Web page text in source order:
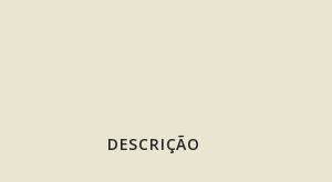
DESCRIÇÃO